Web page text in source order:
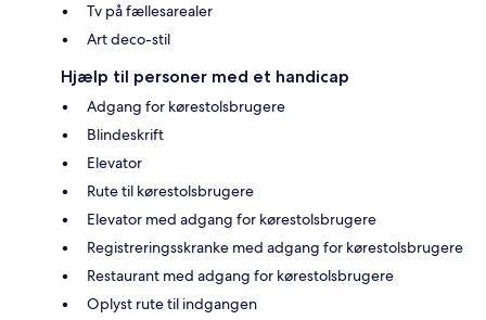
Tv på fællesarealer
Art deco-stil
Hjælp til personer med et handicap
Adgang for kørestolsbrugere
Blindeskrift
Elevator
Rute til kørestolsbrugere
Elevator med adgang for kørestolsbrugere
Registreringsskranke med adgang for kørestolsbrugere
Restaurant med adgang for kørestolsbrugere
Oplyst rute til indgangen